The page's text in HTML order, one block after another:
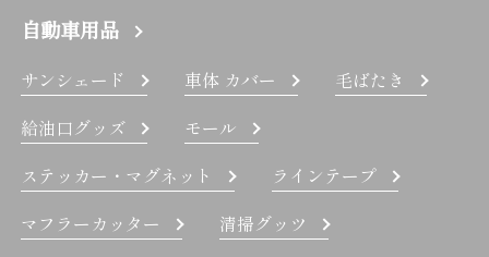
自動車用品
サンシェード 車体 カバー
毛ばたき
給油口グッズ
モール
ステッカー・マグネット
ラインテープ
マフラーカッター
清掃グッツ